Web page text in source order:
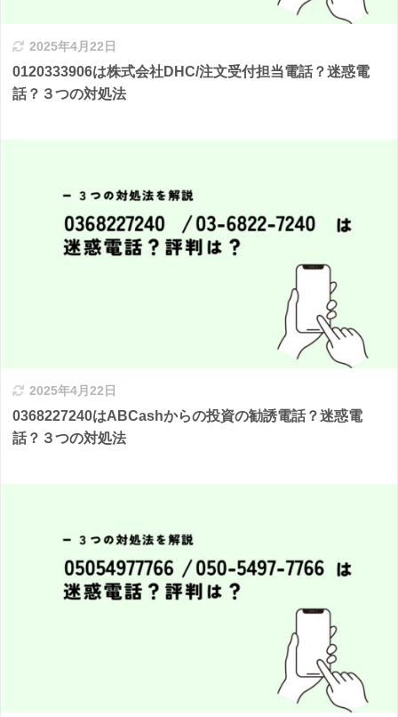
2025年4月22日
0120333906は株式会社DHC/注文受付担当電話？迷惑電
話？３つの対処法
2025年4月22日
0368227240はABCashからの投資の勧誘電話？迷惑電
話？３つの対処法